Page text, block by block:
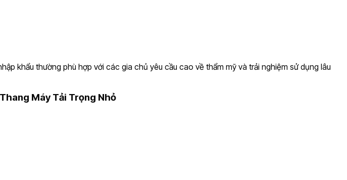
khẩu thường phù hợp với các gia chủ yêu cầu cao về thẩm mỹ và trải nghiệm sử dụng lâu
Máy Tải Trọng Nhỏ